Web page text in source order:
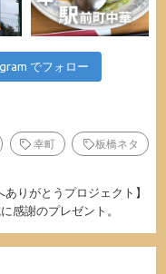
でフォロー
幸町 板橋ネタ
ありがとうプロジェクト】
感謝のプレゼント。